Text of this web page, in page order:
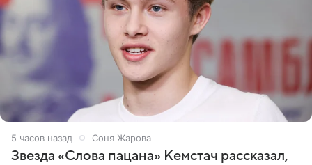
5 часов назад Соня Жарова
Звезда «Слова пацана» Кемстач рассказал,